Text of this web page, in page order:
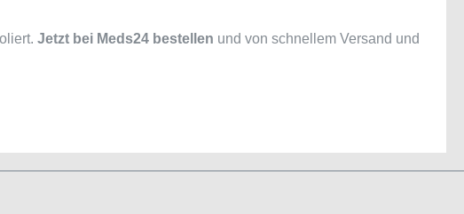
Jetzt bei Meds24 bestellen und von schnellem Versand und